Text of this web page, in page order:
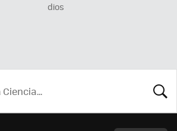
dios